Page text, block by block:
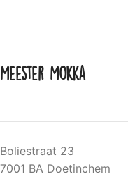
Meester Mokka
Boliestraat 23
7001 BA Doetinchem